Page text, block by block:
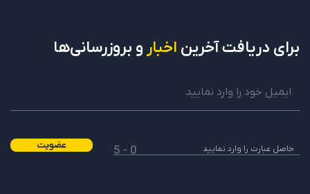
برای دریافتآخرین اخبار و بروزرسانی‌ها
0 - 5 عضویت